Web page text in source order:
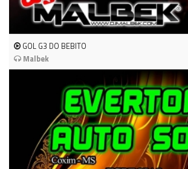
GOL G3 DO BEBITO
Malbek